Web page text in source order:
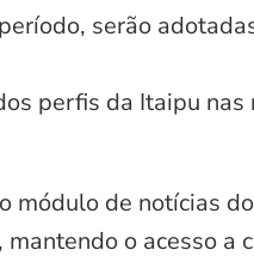
serão
perfis da Itaipu nas
módulo de notícias
o acesso a